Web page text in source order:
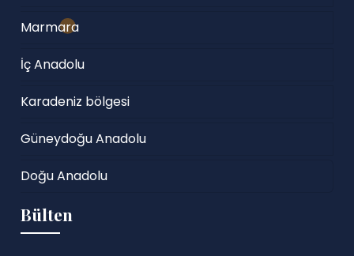
Marmara
İç Anadolu
Karadeniz bölgesi
Güneydoğu Anadolu
Doğu Anadolu
Bülten